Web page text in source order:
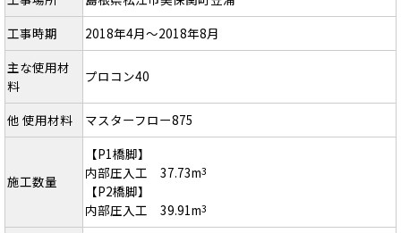
工事時期
2018年4月～2018年8月
主な使用材
料
プロコン40
他 使用材料 マスターフロー875
施工数量
【P1橋脚】
内部圧入工 37.73m3
【P2橋脚】
内部圧入工 39.91m3